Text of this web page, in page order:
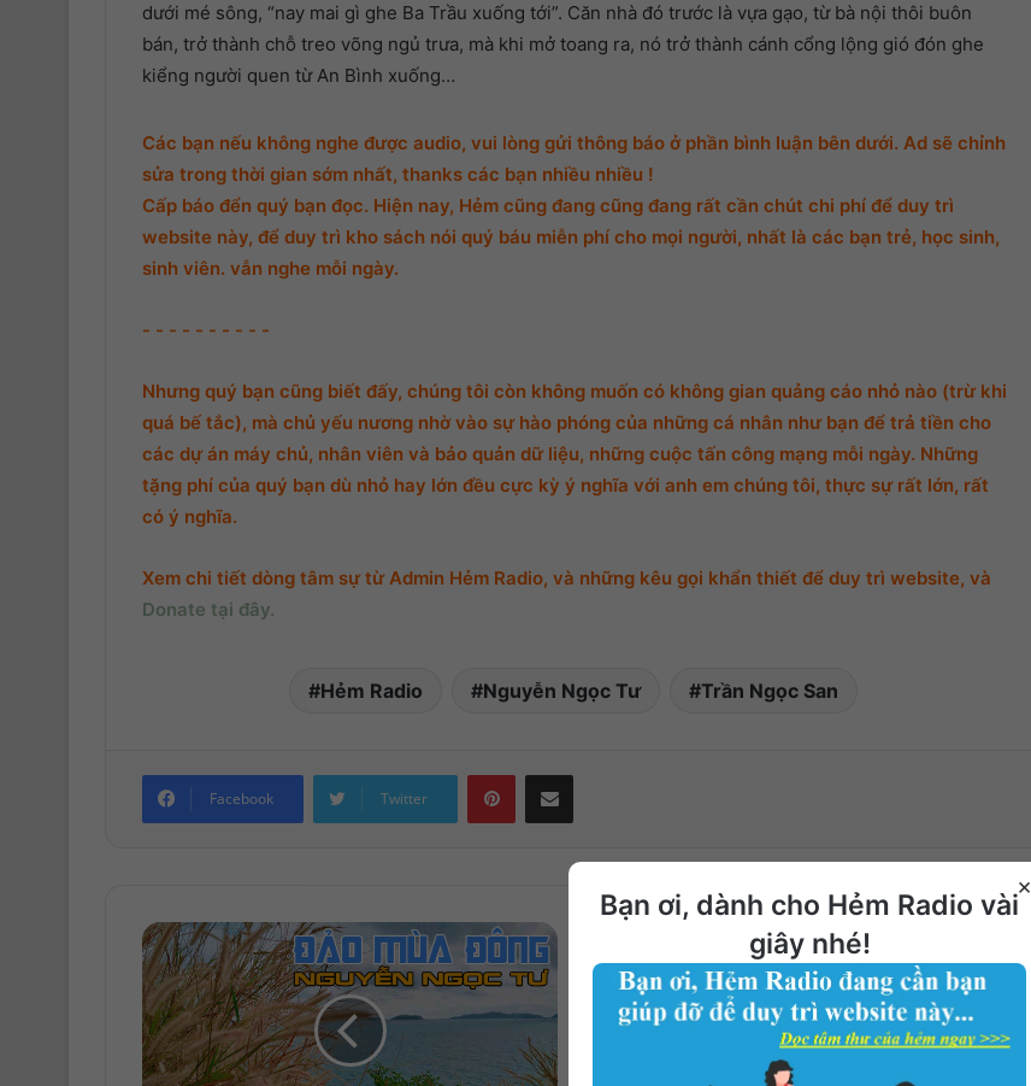
dưới mé sông, “nay mai gì ghe Ba Trầu xuống tới”. Căn nhà đó trước là vựa gạo, từ bà nội thôi buôn
bán, trở thành chỗ treo võng ngủ trưa, mà khi mở toang ra, nó trở thành cánh cổng lộng gió đón ghe
kiểng người quen từ An Bình xuống…
Các bạn nếu không nghe được audio, vui lòng gửi thông báo ở phần bình luận bên dưới. Ad sẽ chỉnh
sửa trong thời gian sớm nhất, thanks các bạn nhiều nhiều !
Cấp báo đển quý bạn đọc. Hiện nay, Hẻm cũng đang cũng đang rất cần chút chi phí để duy trì
website này, để duy trì kho sách nói quý báu miễn phí cho mọi người, nhất là các bạn trẻ, học sinh,
sinh viên. vẫn nghe mỗi ngày.
- - - - - - - - - -
Nhưng quý bạn cũng biết đấy, chúng tôi còn không muốn có không gian quảng cáo nhỏ nào (trừ khi
quá bế tắc), mà chủ yếu nương nhờ vào sự hào phóng của những cá nhân như bạn để trả tiền cho
các dự án máy chủ, nhân viên và bảo quản dữ liệu, những cuộc tấn công mạng mỗi ngày. Những
tặng phí của quý bạn dù nhỏ hay lớn đều cực kỳ ý nghĩa với anh em chúng tôi, thực sự rất lớn, rất
có ý nghĩa.
Xem chi tiết dòng tâm sự từ Admin Hẻm Radio, và những kêu gọi khẩn thiết để duy trì website, và
Donate tại đây.
Hẻm Radio Nguyễn Ngọc Tư Trần Ngọc San
Facebook Twitter
×
Bạn ơi, dành cho Hẻm Radio vài
giây nhé!